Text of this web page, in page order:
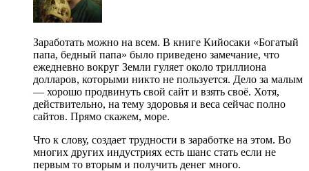
Заработать можно на всем. В книге Кийосаки «Богатый
папа, бедный папа» было приведено замечание, что
ежедневно вокруг Земли гуляет около триллиона
долларов, которыми никто не пользуется. Дело за малым
— хорошо продвинуть свой сайт и взять своё. Хотя,
действительно, на тему здоровья и веса сейчас полно
сайтов. Прямо скажем, море.
Что к слову, создает трудности в заработке на этом. Во
многих других индустриях есть шанс стать если не
первым то вторым и получить денег много.